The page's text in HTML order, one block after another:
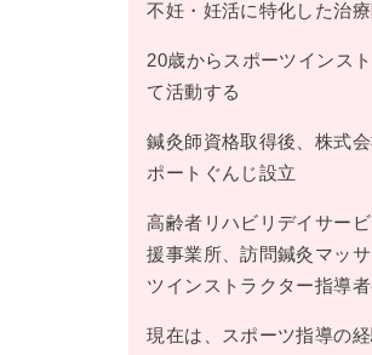
不妊・妊活に特化した治
20歳からスポーツインス
て活動する
鍼灸師資格取得後、株式
ポートぐんじ設立
高齢者リハビリデイサー
援事業所、訪問鍼灸マッ
ツインストラクター指導
現在は、スポーツ指導の